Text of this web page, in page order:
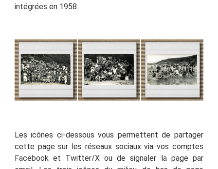
intégrées en 1958.
Les icônes ci-dessous vous permettent de partager
cette page sur les réseaux sociaux via vos comptes
Facebook et Twitter/X ou de signaler la page par